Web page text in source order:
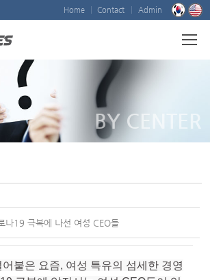
Home Contact Admin
BY CENTER
나19 극복에 나선 여성 CEO들
붙은 요즘, 여성 특유의 섬세한 경영